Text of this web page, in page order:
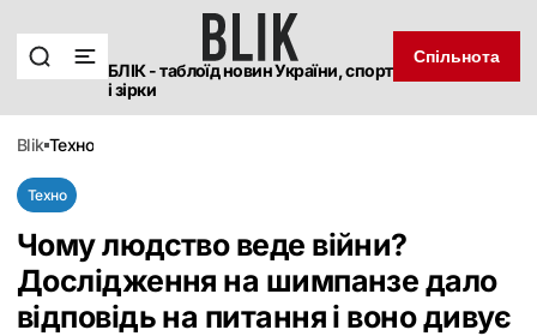
БЛІК - таблоїд новин України, спорт
і зірки
Спільнота
blik техно
Техно
Чому людство веде війни?
Дослідження на шимпанзе дало
відповідь на питання і воно дивує